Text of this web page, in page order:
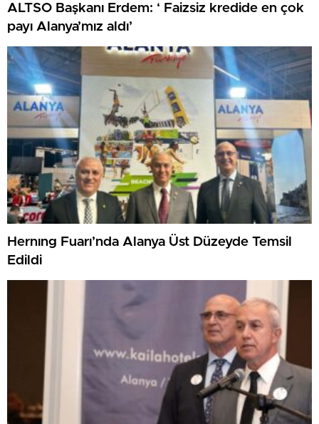
ALTSO Başkanı Erdem: ‘ Faizsiz kredide en çok
payı Alanya’mız aldı’
Hernıng Fuarı’nda Alanya Üst Düzeyde Temsil
Edildi